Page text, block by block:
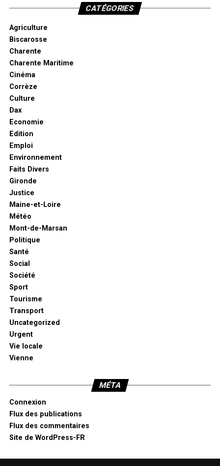
CATÉGORIES
Agriculture
Biscarosse
Charente
Charente Maritime
Cinéma
Corrèze
Culture
Dax
Economie
Edition
Emploi
Environnement
Faits Divers
Gironde
Justice
Maine-et-Loire
Météo
Mont-de-Marsan
Politique
Santé
Social
Société
Sport
Tourisme
Transport
Uncategorized
Urgent
Vie locale
Vienne
MÉTA
Connexion
Flux des publications
Flux des commentaires
Site de WordPress-FR